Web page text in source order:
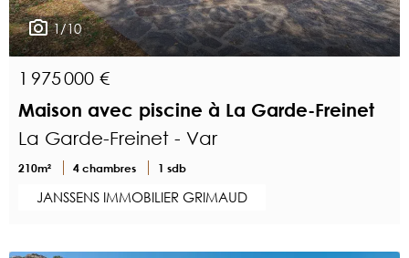
1/10
1 975 000 €
Maison avec piscine à La Garde-Freinet
La Garde-Freinet - Var
210m² 4 chambres 1 sdb
JANSSENS IMMOBILIER GRIMAUD